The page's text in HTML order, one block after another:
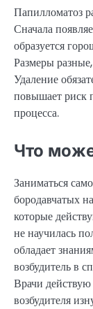
Папилломатоз
Сначала
образуется
Размеры
Удаление
повышает риск
процесса.
Что
Заниматься
бородавчатых
которые
не научилась
обладает
возбудитель в
Врачи
возбудителя